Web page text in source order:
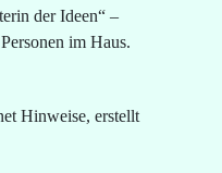
der Ideen“ –
im Haus.
Hinweise, erstellt